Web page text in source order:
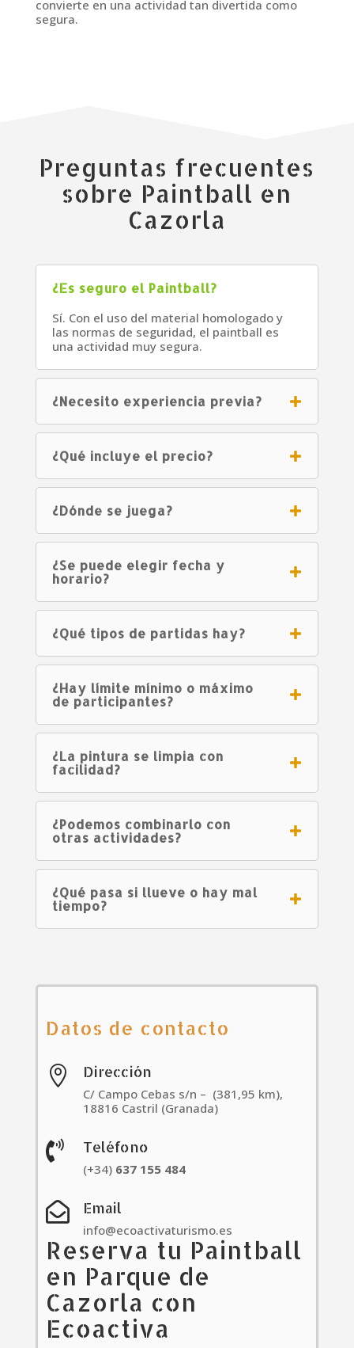
convierte en una actividad tan divertida como
segura.
Preguntas frecuentes
sobre Paintball en
Cazorla
¿Es seguro el Paintball?
Sí. Con el uso del material homologado y
las normas de seguridad, el paintball es
una actividad muy segura.
¿Necesito experiencia previa?
¿Qué incluye el precio?
¿Dónde se juega?
¿Se puede elegir fecha y
horario?
¿Qué tipos de partidas hay?
¿Hay límite mínimo o máximo
de participantes?
¿La pintura se limpia con
facilidad?
¿Podemos combinarlo con
otras actividades?
¿Qué pasa si llueve o hay mal
tiempo?
Datos de contacto

Dirección
C/ Campo Cebas s/n – (381,95 km),
18816 Castril (Granada)
 Teléfono
(+34) 637 155 484
 Email
info@ecoactivaturismo.es
Reserva tu Paintball
en Parque de
Cazorla con
Ecoactiva